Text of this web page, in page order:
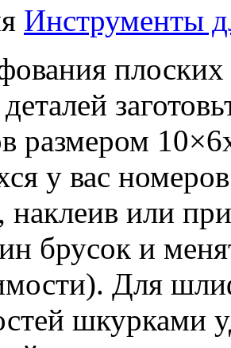
Инструменты
размером
у вас
или
брусок и
Для
шкурками